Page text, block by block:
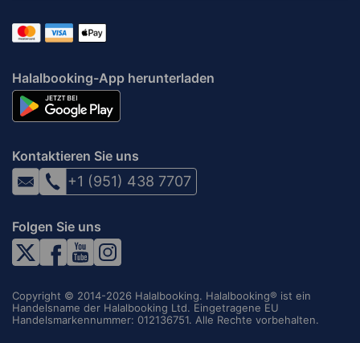
Halalbooking-App herunterladen
Kontaktieren Sie uns
+1 (951) 438 7707
Folgen Sie uns
Copyright © 2014-2026 Halalbooking. Halalbooking® ist ein
Handelsname der Halalbooking Ltd. Eingetragene EU
Handelsmarkennummer: 012136751. Alle Rechte vorbehalten.